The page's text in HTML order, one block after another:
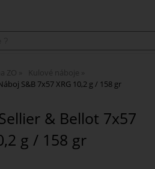
ZO
Kulové náboje
S&B 7x57 XRG 10,2 g / 158 gr
& Bellot 7x57
g / 158 gr